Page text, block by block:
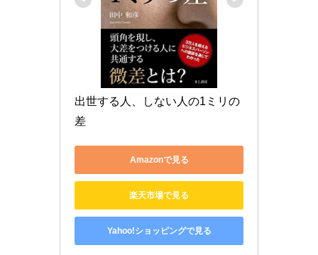
出世する人、しない人の1ミリの
差
Amazonで見る
楽天市場で見る
Yahoo!ショッピングで見る